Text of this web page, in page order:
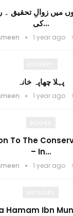
میں زوالِ تحقیق ۔
کی…
1 year ago
پہلا چھاپہ خانہ
1 year ago
To The
– In…
1 year ago
Hamam Ibn